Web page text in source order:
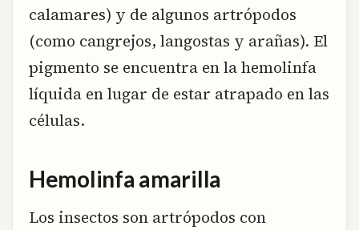
calamares) y de algunos artrópodos
(como cangrejos, langostas y arañas). El
pigmento se encuentra en la hemolinfa
líquida en lugar de estar atrapado en las
células.
Hemolinfa amarilla
Los insectos son artrópodos con